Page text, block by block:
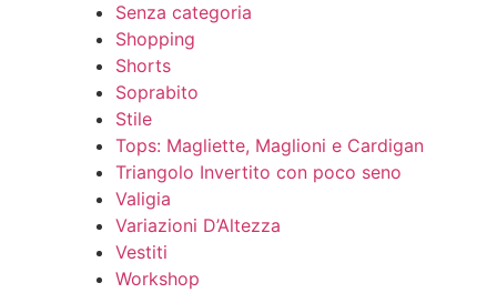
Senza categoria
Shopping
Shorts
Soprabito
Stile
Tops: Magliette, Maglioni e Cardigan
Triangolo Invertito con poco seno
Valigia
Variazioni D’Altezza
Vestiti
Workshop